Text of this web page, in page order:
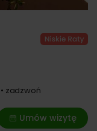
zadzwoń
Umów wizytę